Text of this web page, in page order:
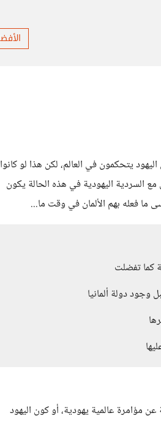
يتحكمون في العالم، لكن هذا لو كانوا
السردية اليهودية في هذه الحالة يكون
ما فعله بهم الألمان في وقت ما...
كما تفضلت
دولة ألمانيا
مؤامرة عالمية يهودية، أو كون اليهود